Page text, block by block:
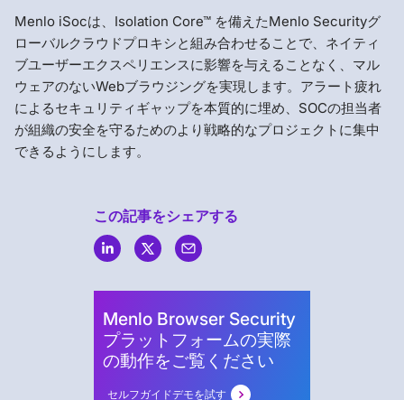
Menlo iSocは、Isolation Core™ を備えたMenlo Securityグ
ローバルクラウドプロキシと組み合わせることで、ネイティ
ブユーザーエクスペリエンスに影響を与えることなく、マル
ウェアのないWebブラウジングを実現します。アラート疲れ
によるセキュリティギャップを本質的に埋め、SOCの担当者
が組織の安全を守るためのより戦略的なプロジェクトに集中
できるようにします。
この記事をシェアする
Menlo Browser Security
プラットフォームの実際
の動作をご覧ください
セルフガイドデモを試す